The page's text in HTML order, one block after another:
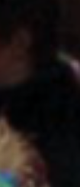
ÚZEMNÍ A